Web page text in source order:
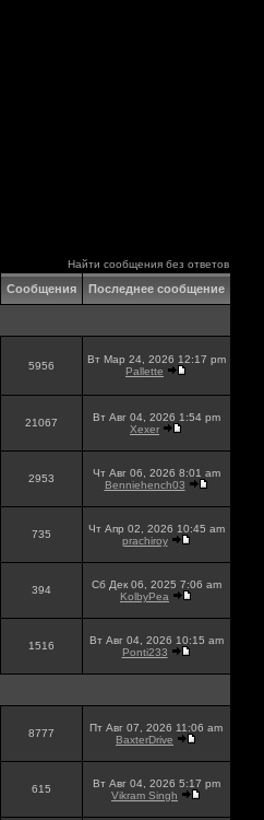
Найти сообщения без ответов
Сообщения Последнее сообщение
5956
Вт Мар 24, 2026 12:17 pm
Pallette
21067
Вт Авг 04, 2026 1:54 pm
Xexer
2953
Чт Авг 06, 2026 8:01 am
Benniehench03
735
Чт Апр 02, 2026 10:45 am
prachiroy
394
Сб Дек 06, 2025 7:06 am
KolbyPea
1516
Вт Авг 04, 2026 10:15 am
Ponti233
8777
Пт Авг 07, 2026 11:06 am
BaxterDrive
615
Вт Авг 04, 2026 5:17 pm
Vikram Singh